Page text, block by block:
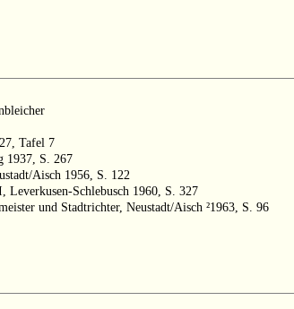
Tafel 7
1937, S. 267
Aisch 1956, S. 122
Schlebusch 1960, S. 327
und Stadtrichter, Neustadt/Aisch ²1963, S. 96